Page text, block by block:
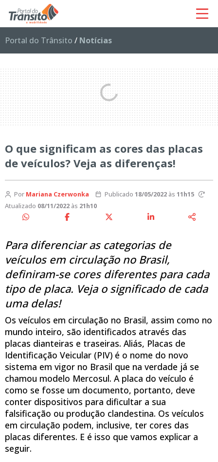
Portal do Trânsito / Notícias
O que significam as cores das placas
de veículos? Veja as diferenças!
Por Mariana Czerwonka Publicado 18/05/2022às 11h15
Atualizado 08/11/2022 às 21h10
Para diferenciar as categorias de
veículos em circulação no Brasil,
definiram-se cores diferentes para cada
tipo de placa. Veja o significado de cada
uma delas!
Os veículos em circulação no Brasil, assim como no
mundo inteiro, são identificados através das
placas dianteiras e traseiras. Aliás, Placas de
Identificação Veicular (PIV) é o nome do novo
sistema em vigor no Brasil que na verdade já se
chamou modelo Mercosul. A placa do veículo é
como se fosse um documento, portanto, deve
conter dispositivos para dificultar a sua
falsificação ou produção clandestina. Os veículos
em circulação podem, inclusive, ter cores das
placas diferentes. E é isso que vamos explicar a
seguir.